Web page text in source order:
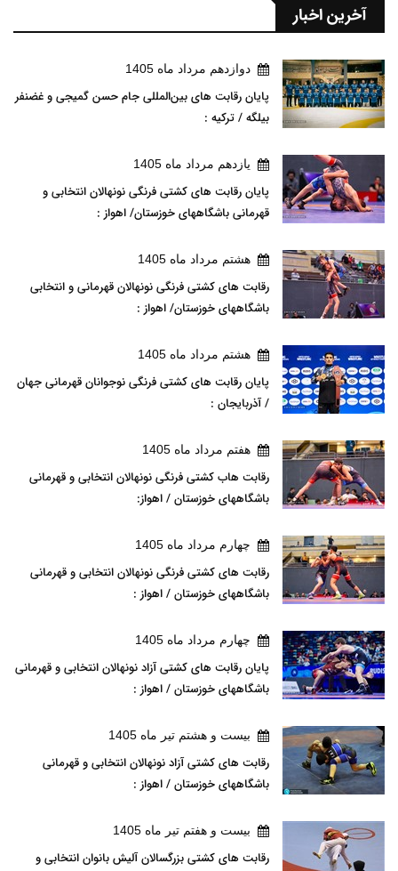
آخرین اخبار
دوازدهم مرداد ماه 1405
پایان رقابت های بین‌المللی جام حسن گمیجی و غضنفر
بیلگه / ترکیه :
يازدهم مرداد ماه 1405
پایان رقابت های کشتی فرنگی نونهالان انتخابی و
قهرمانی باشگاههای خوزستان/ اهواز :
هشتم مرداد ماه 1405
رقابت های کشتی فرنگی نونهالان قهرمانی و انتخابی
باشگاههای خوزستان/ اهواز :
هشتم مرداد ماه 1405
پایان رقابت های کشتی فرنگی نوجوانان قهرمانی جهان
/ آذربایجان :
هفتم مرداد ماه 1405
رقابت هاب کشتی فرنگی نونهالان انتخابی و قهرمانی
باشگاههای خوزستان / اهواز:
چهارم مرداد ماه 1405
رقابت های کشتی فرنگی نونهالان انتخابی و قهرمانی
باشگاههای خوزستان / اهواز :
چهارم مرداد ماه 1405
پایان رقابت های کشتی آزاد نونهالان انتخابی و قهرمانی
باشگاههای خوزستان / اهواز :
بيست و هشتم تير ماه 1405
رقابت های کشتی آزاد نونهالان انتخابی و قهرمانی
باشگاههای خوزستان / اهواز :
بيست و هفتم تير ماه 1405
رقابت های کشتی بزرگسالان آلیش بانوان انتخابی و